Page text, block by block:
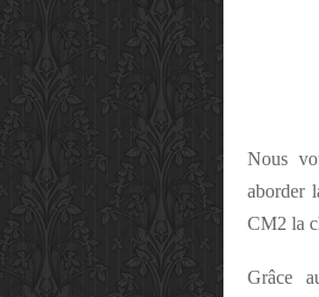
Nous
aborder
CM2 la
Grâce